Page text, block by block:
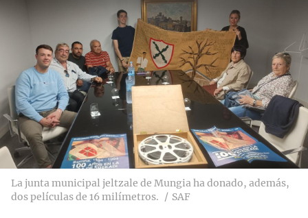
La junta municipal jeltzale de Mungia ha donado, además,
dos películas de 16 milímetros.
SAF